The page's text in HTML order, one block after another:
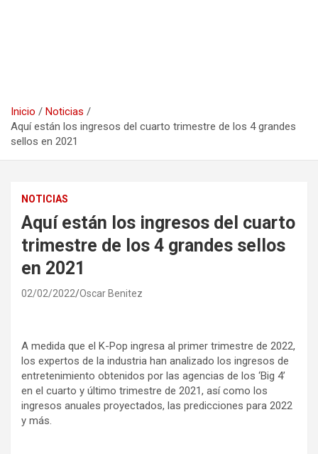
Inicio
Noticias
Aquí están los ingresos del cuarto trimestre de los 4 grandes
sellos en 2021
NOTICIAS
Aquí están los ingresos del cuarto
trimestre de los 4 grandes sellos
en 2021
02/02/2022 Oscar Benitez
A medida que el K-Pop ingresa al primer trimestre de 2022,
los expertos de la industria han analizado los ingresos de
entretenimiento obtenidos por las agencias de los ‘Big 4’
en el cuarto y último trimestre de 2021, así como los
ingresos anuales proyectados, las predicciones para 2022
y más.